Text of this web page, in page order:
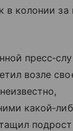
в колонии за
возле